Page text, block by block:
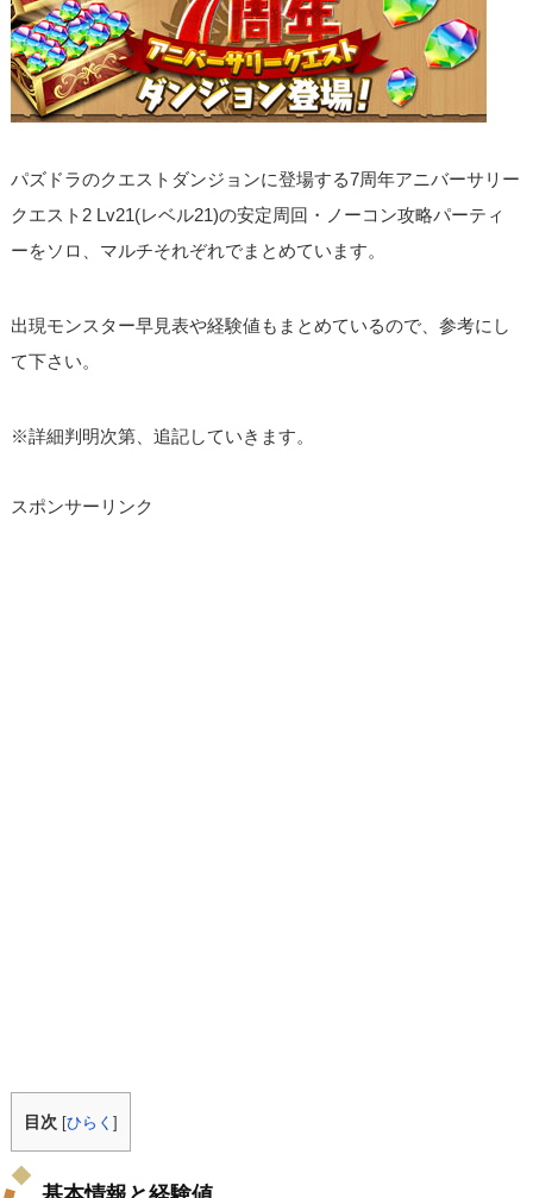
パズドラのクエストダンジョンに登場する7周年アニバーサリー
クエスト2 Lv21(レベル21)の安定周回・ノーコン攻略パーティ
ーをソロ、マルチそれぞれでまとめています。
出現モンスター早見表や経験値もまとめているので、参考にし
て下さい。
※詳細判明次第、追記していきます。
スポンサーリンク
目次 [ひらく]